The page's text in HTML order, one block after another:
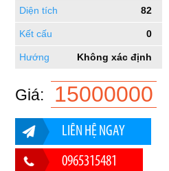
Diện tích
82
Kết cấu 0
Hướng Không xác định
Giá: 15000000
LIÊN HỆ NGAY
0965315481